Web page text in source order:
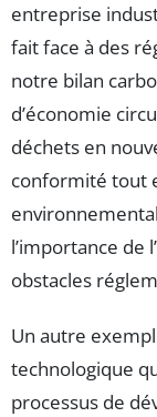
entreprise
fait face à des
notre bilan
d’économie
déchets en
conformité tout
l’importance de
obstacles
Un autre
technologique
processus de